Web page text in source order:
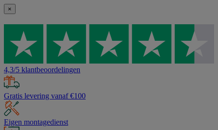
×
4,3/5 klantbeoordelingen
Gratis levering vanaf €100
Eigen montagedienst